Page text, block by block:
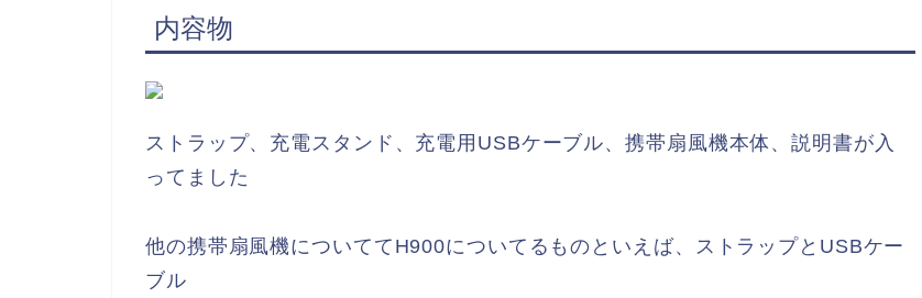
内容物
ストラップ、充電スタンド、充電用USBケーブル、携帯扇風機本体、説明書が入
ってました
他の携帯扇風機についててH900についてるものといえば、ストラップとUSBケー
ブル